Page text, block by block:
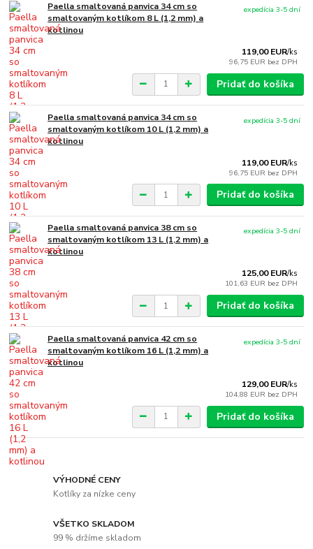
Paella smaltovaná panvica 34 cm so
smaltovaným kotlíkom 8 L (1,2 mm) a
kotlinou
119,00 EUR/ks
96,75 EUR bez DPH
expedícia 3-5 dní
Pridať do košíka
Paella smaltovaná panvica 34 cm so
smaltovaným kotlíkom 10 L (1,2 mm) a
kotlinou
119,00 EUR/ks
96,75 EUR bez DPH
expedícia 3-5 dní
Pridať do košíka
Paella smaltovaná panvica 38 cm so
smaltovaným kotlíkom 13 L (1,2 mm) a
kotlinou
125,00 EUR/ks
101,63 EUR bez DPH
expedícia 3-5 dní
Pridať do košíka
Paella smaltovaná panvica 42 cm so
smaltovaným kotlíkom 16 L (1,2 mm) a
kotlinou
129,00 EUR/ks
104,88 EUR bez DPH
expedícia 3-5 dní
Pridať do košíka
VÝHODNÉ CENY
Kotlíky za nízke ceny
VŠETKO SKLADOM
99 % držíme skladom